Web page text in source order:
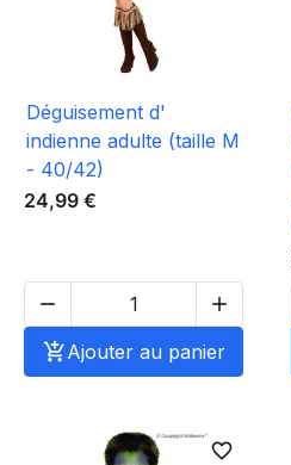
Déguisement d'
indienne adulte (taille M
- 40/42)
24,99 €


Ajouter au panier
favorite_border